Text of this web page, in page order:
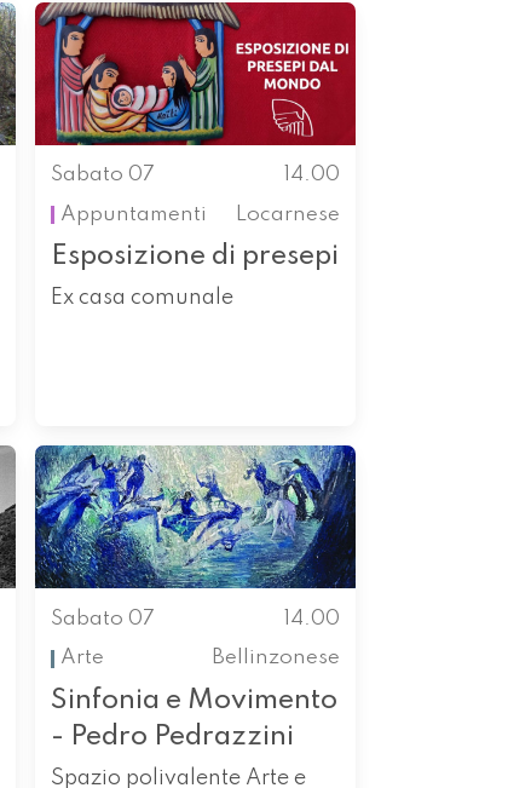
Sabato 07
14.00
Appuntamenti
Locarnese
Esposizione di presepi
Ex casa comunale
Sabato 07
14.00
Arte
Bellinzonese
Sinfonia e Movimento
- Pedro Pedrazzini
Spazio polivalente Arte e